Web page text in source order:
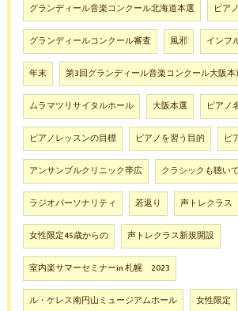
グランディール音楽コンクール北海道本選 ピア
グランディールコンクール審査 風邪 インフ
年末 第3回グランディール音楽コンクール大阪本
ムラマツリサイタルホール 大阪本選 ピアノ
ピアノレッスンの目標 ピアノを習う目的 ピ
アンサンブルクリニック帯広 クラシックも聴い
ラジオパーソナリティ 若返り 声トレクラス
女性限定45歳からの 声トレクラス新規開設
室内楽サマーセミナーin 札幌 2023
ル・ケレス南円山ミュージアムホール 女性限定